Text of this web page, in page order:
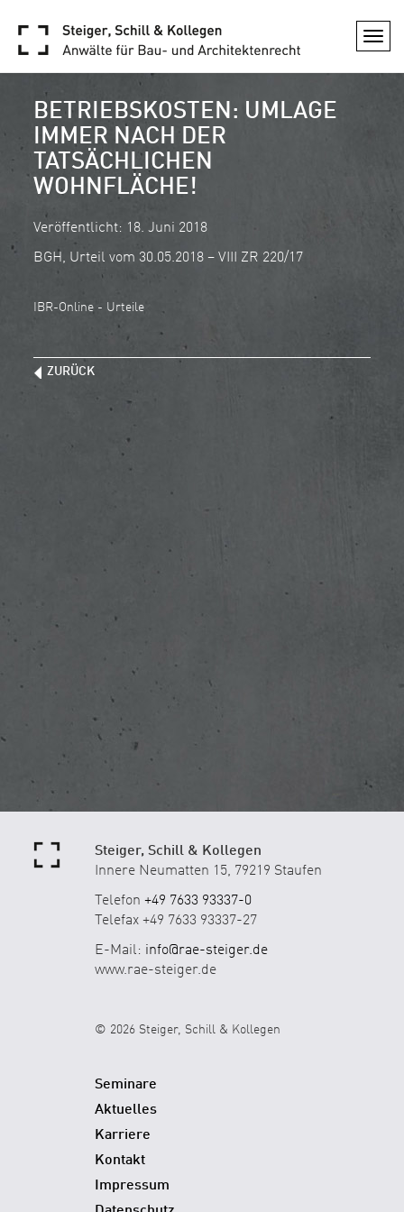
BETRIEBSKOSTEN: UMLAGE
IMMER NACH DER
TATSÄCHLICHEN
WOHNFLÄCHE!
Veröffentlicht: 18. Juni 2018
BGH, Urteil vom 30.05.2018 – VIII ZR 220/17
IBR-Online - Urteile
ZURÜCK
Steiger, Schill & Kollegen
Innere Neumatten 15, 79219 Staufen
Telefon +49 7633 93337-0
Telefax +49 7633 93337-27
E-Mail: info@rae-steiger.de
www.rae-steiger.de
© 2026 Steiger, Schill & Kollegen
Seminare
Aktuelles
Karriere
Kontakt
Impressum